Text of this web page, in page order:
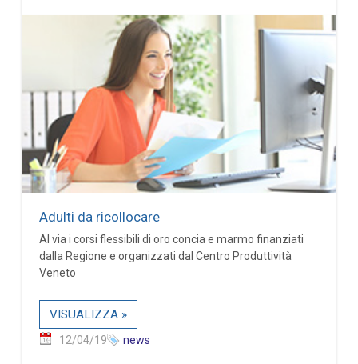
Adulti da ricollocare
Al via i corsi flessibili di oro concia e marmo finanziati
dalla Regione e organizzati dal Centro Produttività
Veneto
VISUALIZZA »
12/04/19 news